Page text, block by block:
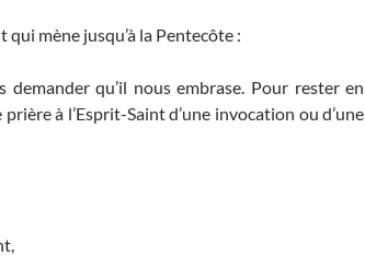
mène jusqu’à la Pentecôte :
qu’il nous embrase. Pour rester en
à l’Esprit-Saint d’une invocation ou d’une